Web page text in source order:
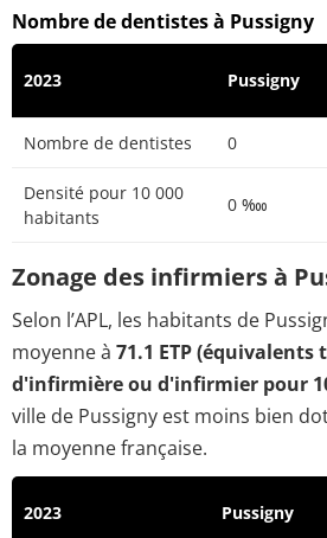
Nombre de dentistes à Pussigny
2023 Pussigny
Nombre de dentistes 0
Densité pour 10 000
habitants
0 ‱
Zonage des infirmiers à
Selon l’APL, les habitants de
moyenne à 71.1 ETP (équivalents
d'infirmière ou d'infirmier pour
ville de Pussigny est moins bien
la moyenne française.
2023 Pussigny